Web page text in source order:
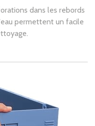
dans les rebords
permettent un facile